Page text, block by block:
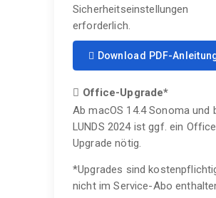
Sicherheitseinstellungen
erforderlich.
Download PDF-
Office-Upgrade*
Ab macOS 14.4 Sonoma und
LUNDS 2024 ist ggf. ein
Upgrade nötig.
*Upgrades sind
nicht im Service-Abo